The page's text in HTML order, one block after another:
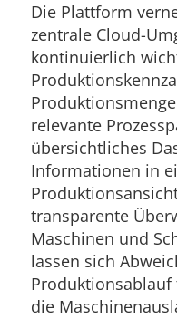
Die Plattform
zentrale Cloud-
kontinuierlich
relevante
übersichtliches
Informationen in
transparente
Maschinen und
lassen sich
die